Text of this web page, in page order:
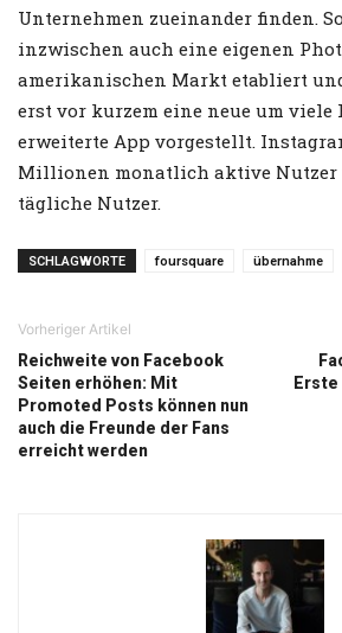
Unternehmen zueinander finden.
inzwischen auch eine eigenen
amerikanischen Markt etabliert
erst vor kurzem eine neue um
erweiterte App vorgestellt.
Millionen monatlich aktive Nutzer
tägliche Nutzer.
SCHLAGWORTE foursquare übernahme
Vorheriger Artikel
Reichweite von Facebook
Seiten erhöhen: Mit
Promoted Posts können nun
auch die Freunde der Fans
erreicht werden